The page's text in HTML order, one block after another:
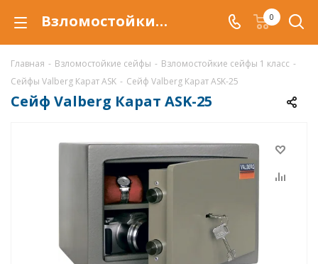
Взломостойкий сейф Valberg Карат ASK-25 в Уфе купить со скидкой по низкой цене в интернет-магазине ValbergSafe.ru 0
Главная - Взломостойкие сейфы - Взломостойкие сейфы 1 класс -
Сейфы Valberg Карат ASK - Сейф Valberg Карат ASK-25
Сейф Valberg Карат ASK-25